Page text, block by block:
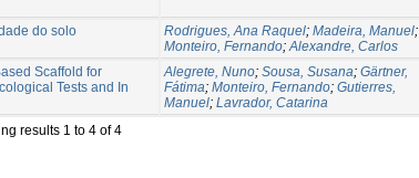
do solo Rodrigues, Ana Raquel; Madeira, Manuel;
Monteiro, Fernando;Alexandre, Carlos
Scaffold for
Tests and In
Alegrete, Nuno; Sousa, Susana; Gärtner,
Fátima; Monteiro, Fernando; Gutierres,
Manuel; Lavrador, Catarina
results 1 to 4 of 4